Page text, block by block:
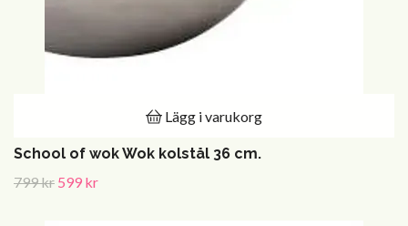
Lägg i varukorg
School of wok Wok kolstål 36 cm.
799 kr 599 kr